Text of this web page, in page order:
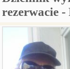
rezerwacie